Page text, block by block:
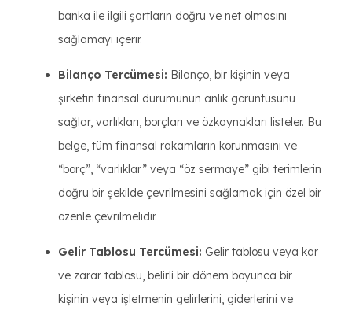
banka ile ilgili şartların doğru ve net olmasını
sağlamayı içerir.
Bilanço Tercümesi: Bilanço, bir kişinin veya
şirketin finansal durumunun anlık görüntüsünü
sağlar, varlıkları, borçları ve özkaynakları listeler. Bu
belge, tüm finansal rakamların korunmasını ve
“borç”, “varlıklar” veya “öz sermaye” gibi terimlerin
doğru bir şekilde çevrilmesini sağlamak için özel bir
özenle çevrilmelidir.
Gelir Tablosu Tercümesi: Gelir tablosu veya kar
ve zarar tablosu, belirli bir dönem boyunca bir
kişinin veya işletmenin gelirlerini, giderlerini ve